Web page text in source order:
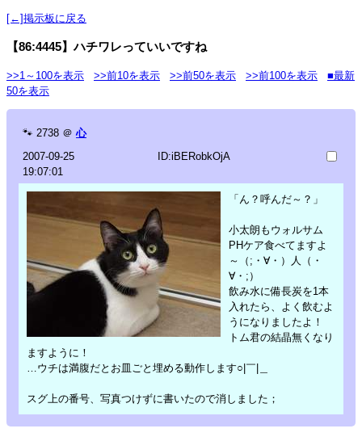
[←]掲示板に戻る
【86:4445】ハチワレっていいですね
>>1～100を表示 >>前10を表示 >>前50を表示 >>前100を表示
■最新
50を表示
🐾 2738 ＠ 心
2007-09-25
19:07:01
ID:iBERobkOjA
「ん？呼んだ～？」
小太朗もウォルサム
PHケア食べてますよ
～（;・∀・）人（・
∀・;）
飲み水に備長炭を1本
入れたら、よく飲むよ
うになりましたよ！
トム君の結晶無くなり
ますように！
…ウチは満腹だとお皿ごと埋める動作します○|￣|＿
スグ上の番号、写真つけずに書いたので消しました；